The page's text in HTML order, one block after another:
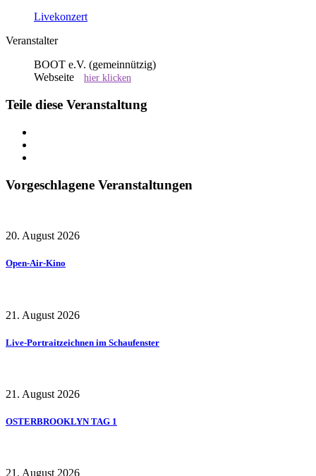
Livekonzert
Veranstalter
BOOT e.V. (gemeinnützig)
Webseite
hier klicken
Teile diese Veranstaltung
Vorgeschlagene Veranstaltungen
20. August 2026
Open-Air-Kino
21. August 2026
Live-Portraitzeichnen im Schaufenster
21. August 2026
OSTERBROOKLYN TAG 1
21. August 2026